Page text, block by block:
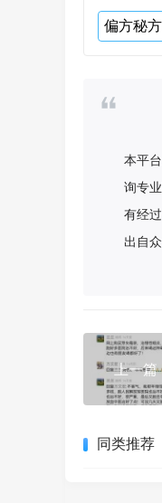
本平
询专
有经
出自
上一篇
同类推荐